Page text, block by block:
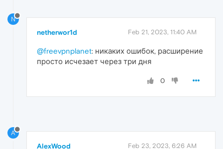
N
netherwor1d Feb 21, 2023, 11:40 AM
@freevpnplanet: никаких ошибок, расширение
просто исчезает через три дня
0
A
AlexWood Feb 23, 2023, 6:26 AM